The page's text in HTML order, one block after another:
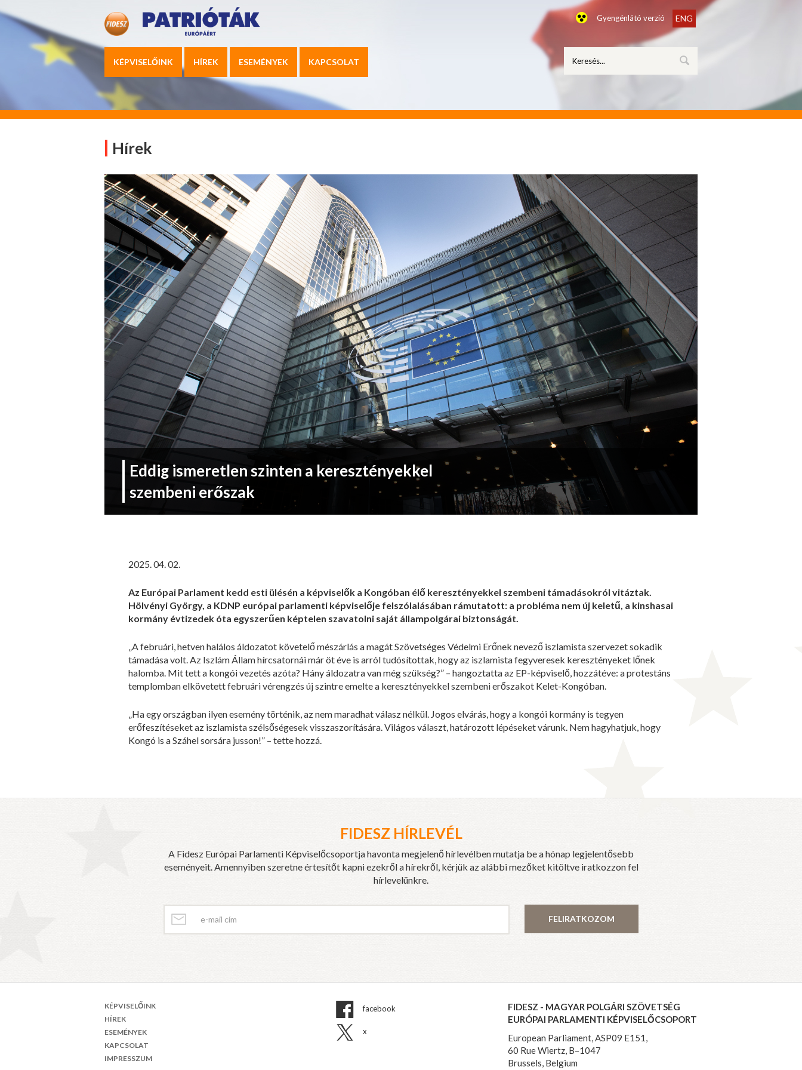
Gyengénlátó verzió ENG
KÉPVISELŐINK HÍREK ESEMÉNYEK KAPCSOLAT
Hírek
Eddig ismeretlen szinten a keresztényekkel
szembeni erőszak
2025. 04. 02.
Az Európai Parlament kedd esti ülésén a képviselők a Kongóban élő keresztényekkel szembeni támadásokról vitáztak.
Hölvényi György, a KDNP európai parlamenti képviselője felszólalásában rámutatott: a probléma nem új keletű, a kinshasai
kormány évtizedek óta egyszerűen képtelen szavatolni saját állampolgárai biztonságát.
„A februári, hetven halálos áldozatot követelő mészárlás a magát Szövetséges Védelmi Erőnek nevező iszlamista szervezet sokadik
támadása volt. Az Iszlám Állam hírcsatornái már öt éve is arról tudósítottak, hogy az iszlamista fegyveresek keresztényeket lőnek
halomba. Mit tett a kongói vezetés azóta? Hány áldozatra van még szükség?” – hangoztatta az EP-képviselő, hozzátéve: a protestáns
templomban elkövetett februári vérengzés új szintre emelte a keresztényekkel szembeni erőszakot Kelet-Kongóban.
„Ha egy országban ilyen esemény történik, az nem maradhat válasz nélkül. Jogos elvárás, hogy a kongói kormány is tegyen
erőfeszítéseket az iszlamista szélsőségesek visszaszorítására. Világos választ, határozott lépéseket várunk. Nem hagyhatjuk, hogy
Kongó is a Száhel sorsára jusson!” – tette hozzá.
FIDESZ HÍRLEVÉL
A Fidesz Európai Parlamenti Képviselőcsoportja havonta megjelenő hírlevélben mutatja be a hónap legjelentősebb
eseményeit. Amennyiben szeretne értesítőt kapni ezekről a hírekről, kérjük az alábbi mezőket kitöltve iratkozzon fel
hírlevelünkre.
FELIRATKOZOM
KÉPVISELŐINK
HÍREK
ESEMÉNYEK
KAPCSOLAT
IMPRESSZUM
facebook
x
FIDESZ - MAGYAR POLGÁRI SZÖVETSÉG
EURÓPAI PARLAMENTI KÉPVISELŐCSOPORT
European Parliament, ASP09 E151,
60 Rue Wiertz, B–1047
Brussels, Belgium